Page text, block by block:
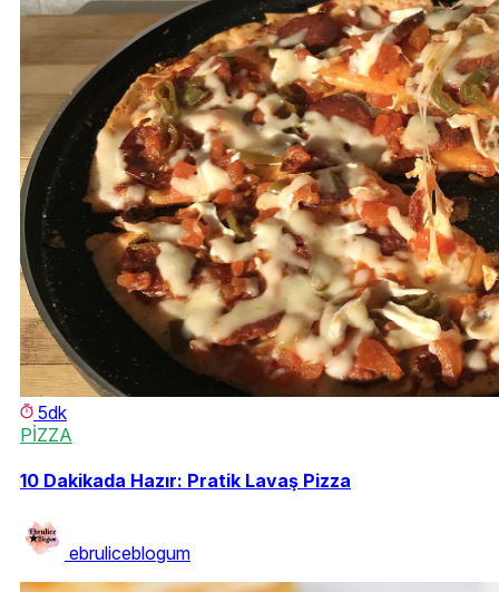
5dk
PİZZA
10 Dakikada Hazır: Pratik Lavaş Pizza
ebruliceblogum